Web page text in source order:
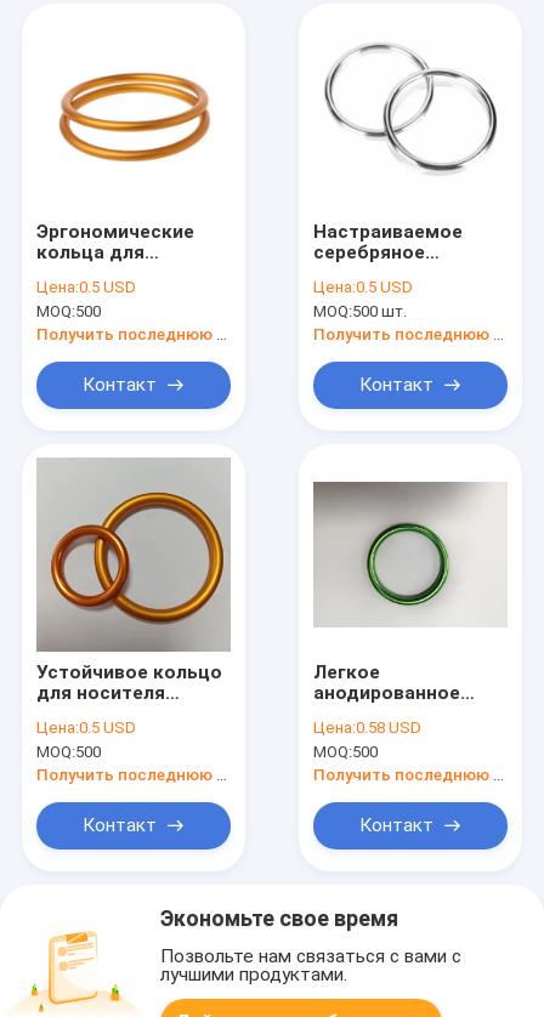
Эргономические
кольца для
алюминия 6063
Цена:0.5 USD
MOQ:500
Контакт
Настраиваемое
серебряное
кольцо для слинга,
внутренний
диаметр 3 дюйма, 2
младенцев
Цена:0.5 USD
MOQ:500 шт.
Контакт
Устойчивое кольцо
для носителя
Цена:0.5 USD
MOQ:500
Получить последнюю цену
Контакт
Легкое
анодированное
алюминиевое
кольцо для слинга
для удобной
Цена:0.58 USD
MOQ:500
Получить последнюю цену
Контакт
Экономьте свое время
Позвольте нам связаться с вами с
лучшими продуктами.